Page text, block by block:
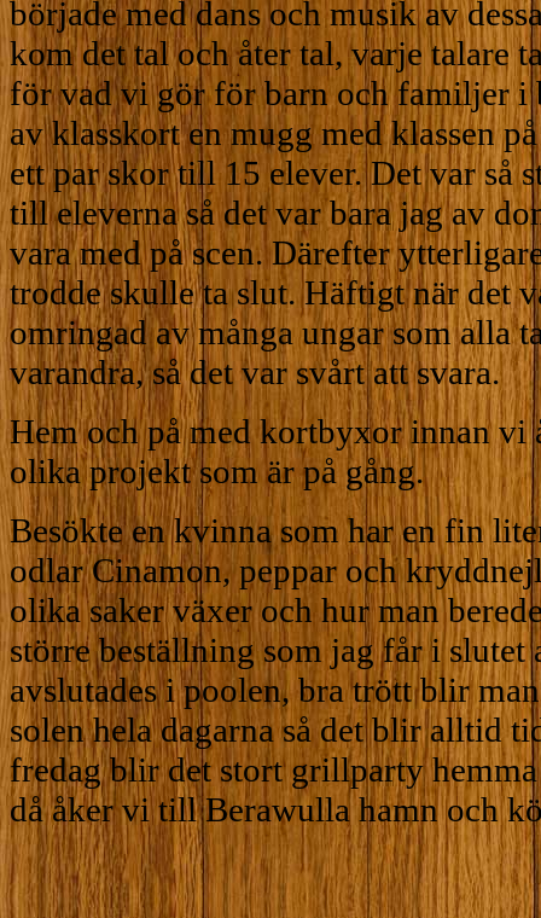
började med dans och musik av
kom det tal och åter tal, varje talare
för vad vi gör för barn och familjer i
av klasskort en mugg med klassen
ett par skor till 15 elever. Det var så
till eleverna så det var bara jag av
vara med på scen. Därefter
trodde skulle ta slut. Häftigt när det
omringad av många ungar som alla
varandra, så det var svårt att svara.
Hem och på med kortbyxor innan vi
olika projekt som är på gång.
Besökte en kvinna som har en fin
odlar Cinamon, peppar och
olika saker växer och hur man
större beställning som jag får i slutet
avslutades i poolen, bra trött blir
solen hela dagarna så det blir alltid
fredag blir det stort grillparty
då åker vi till Berawulla hamn och